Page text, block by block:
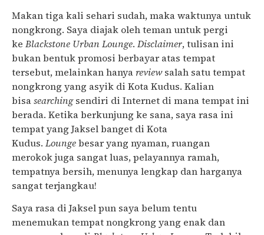
Makan tiga kali sehari sudah, maka waktunya untuk
nongkrong. Saya diajak oleh teman untuk pergi
ke Blackstone Urban Lounge. Disclaimer, tulisan ini
bukan bentuk promosi berbayar atas tempat
tersebut, melainkan hanyareviewsalah satu tempat
nongkrong yang asyik di Kota Kudus. Kalian
bisasearchingsendiri di Internet di mana tempat ini
berada. Ketika berkunjung ke sana, saya rasa ini
tempat yang Jaksel banget di Kota
Kudus. Loungebesar yang nyaman, ruangan
merokok juga sangat luas, pelayannya ramah,
tempatnya bersih, menunya lengkap dan harganya
sangat terjangkau!
Saya rasa di Jaksel pun saya belum tentu
menemukan tempat nongkrong yang enak dan